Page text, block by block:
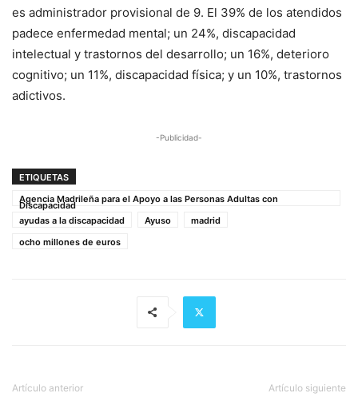
es administrador provisional de 9. El 39% de los atendidos
padece enfermedad mental; un 24%, discapacidad
intelectual y trastornos del desarrollo; un 16%, deterioro
cognitivo; un 11%, discapacidad física; y un 10%, trastornos
adictivos.
-Publicidad-
ETIQUETAS
Agencia Madrileña para el Apoyo a las Personas Adultas con
Discapacidad
ayudas a la discapacidad
Ayuso
madrid
ocho millones de euros
Artículo anterior Artículo siguiente